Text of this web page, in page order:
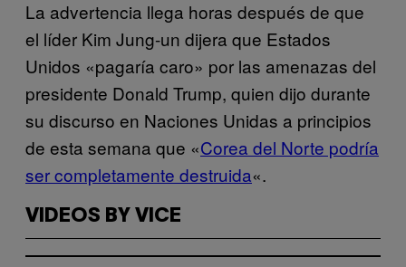
La advertencia llega horas después de que
el líder Kim Jung-un dijera que Estados
Unidos «pagaría caro» por las amenazas del
presidente Donald Trump, quien dijo durante
su discurso en Naciones Unidas a principios
de esta semana que «Corea del Norte podría
ser completamente destruida«.
VIDEOS BY VICE